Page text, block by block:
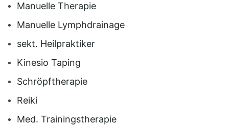
Manuelle Therapie
Manuelle Lymphdrainage
sekt. Heilpraktiker
Kinesio Taping
Schröpftherapie
Reiki
Med. Trainingstherapie